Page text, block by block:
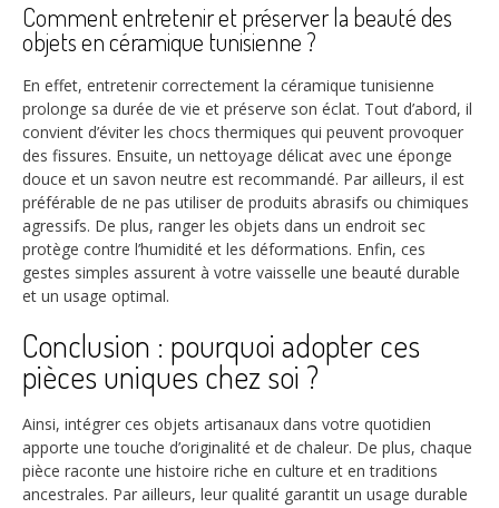
Comment entretenir et préserver la beauté des
objets en céramique tunisienne ?
En effet, entretenir correctement la céramique tunisienne
prolonge sa durée de vie et préserve son éclat. Tout d’abord, il
convient d’éviter les chocs thermiques qui peuvent provoquer
des fissures. Ensuite, un nettoyage délicat avec une éponge
douce et un savon neutre est recommandé. Par ailleurs, il est
préférable de ne pas utiliser de produits abrasifs ou chimiques
agressifs. De plus, ranger les objets dans un endroit sec
protège contre l’humidité et les déformations. Enfin, ces
gestes simples assurent à votre vaisselle une beauté durable
et un usage optimal.
Conclusion : pourquoi adopter ces
pièces uniques chez soi ?
Ainsi, intégrer ces objets artisanaux dans votre quotidien
apporte une touche d’originalité et de chaleur. De plus, chaque
pièce raconte une histoire riche en culture et en traditions
ancestrales. Par ailleurs, leur qualité garantit un usage durable